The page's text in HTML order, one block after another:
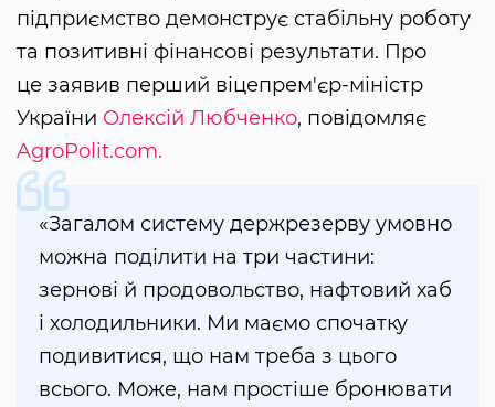
підприємство демонструє стабільну роботу
та позитивні фінансові результати. Про
це заявив перший віцепрем'єр-міністр
України Олексій Любченко, повідомляє
AgroPolit.com.
«Загалом систему держрезерву умовно
можна поділити на три частини:
зернові й продовольство, нафтовий хаб
і холодильники. Ми маємо спочатку
подивитися, що нам треба з цього
всього. Може, нам простіше бронювати